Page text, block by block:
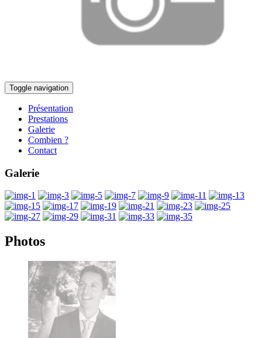
Toggle navigation
Présentation
Prestations
Galerie
Combien ?
Contact
Galerie
Photos